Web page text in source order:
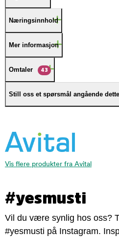
Næringsinnhold
Mer informasjon
Omtaler 43
Still oss et spørsmål angående
Vis flere produkter fra Avital
#yesmusti
Vil du være synlig hos oss?
#yesmusti på Instagram.